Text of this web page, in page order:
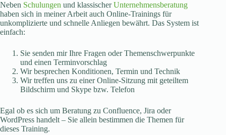
Neben Schulungen und klassischerUnternehmensberatung
haben sich in meiner Arbeit auch Online-Trainings für
unkomplizierte und schnelle Anliegen bewährt. Das System ist
einfach:
Sie senden mir Ihre Fragen oder Themenschwerpunkte
und einen Terminvorschlag
Wir besprechen Konditionen, Termin und Technik
Wir treffen uns zu einer Online-Sitzung mit geteiltem
Bildschirm und Skype bzw. Telefon
Egal ob es sich um Beratung zu Confluence, Jira oder
WordPress handelt – Sie allein bestimmen die Themen für
dieses Training.